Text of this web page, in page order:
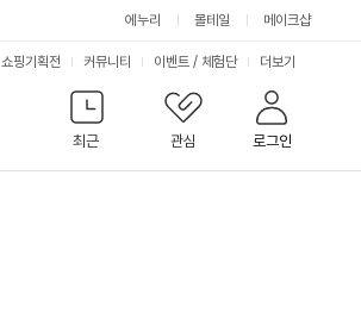
에누리 몰테일 메이크샵
최근
관심 로그인
쇼핑기획전 커뮤니티 이벤트 / 체험단 서
비
스
더보기